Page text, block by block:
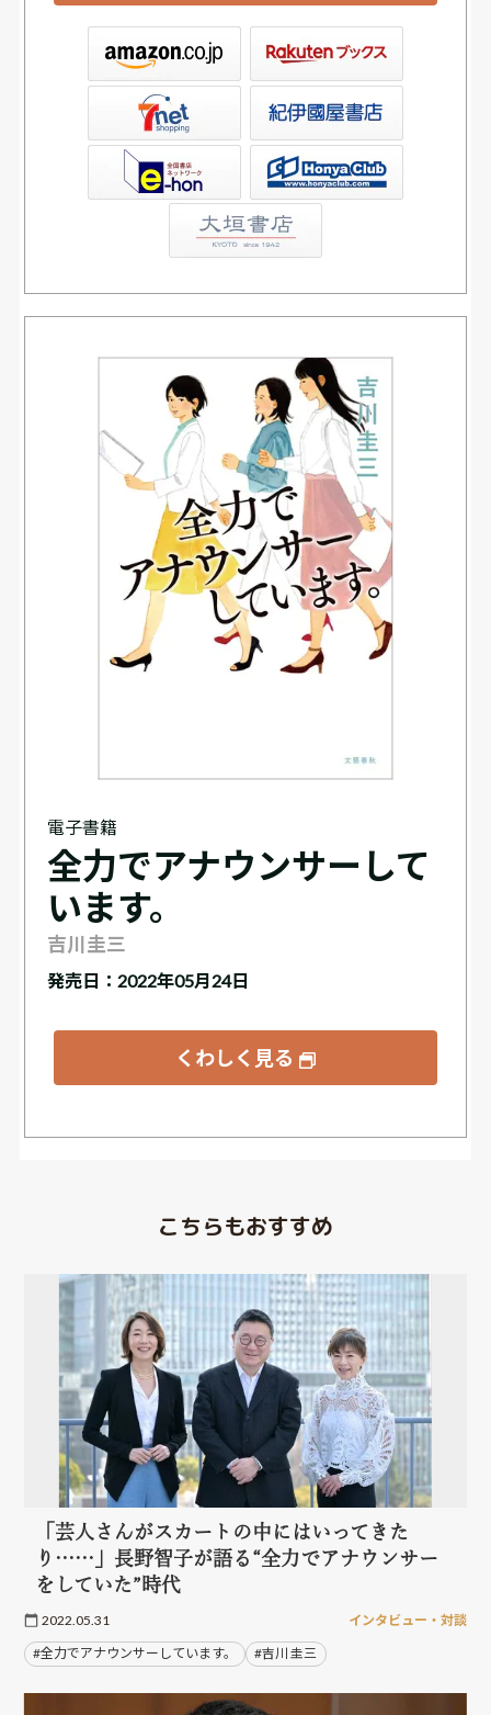
書店ウェブストア
電子書籍
全力でアナウンサーして
います。
吉川圭三
発売日：2022年05月24日
くわしく見る
こちらもおすすめ
「芸人さんがスカートの中にはいってきた
り……」長野智子が語る“全力でアナウンサー
をしていた”時代
2022.05.31 インタビュー・対談
#全力でアナウンサーしています。 #吉川 圭三